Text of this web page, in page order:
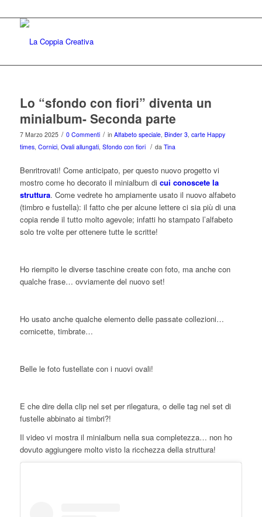
Lo “sfondo con fiori” diventa un
minialbum- Seconda parte
7 Marzo 2025 / 0 Commenti / in Alfabeto speciale, Binder 3, carte Happy
times, Cornici, Ovali allungati, Sfondo con fiori / da Tina
Benritrovati! Come anticipato, per questo nuovo progetto vi
mostro come ho decorato il minialbum di cui conoscete la
struttura. Come vedrete ho ampiamente usato il nuovo alfabeto
(timbro e fustella): il fatto che per alcune lettere ci sia più di una
copia rende il tutto molto agevole; infatti ho stampato l’alfabeto
solo tre volte per ottenere tutte le scritte!
Ho riempito le diverse taschine create con foto, ma anche con
qualche frase… ovviamente del nuovo set!
Ho usato anche qualche elemento delle passate collezioni…
cornicette, timbrate…
Belle le foto fustellate con i nuovi ovali!
E che dire della clip nel set per rilegatura, o delle tag nel set di
fustelle abbinato ai timbri?!
Il video vi mostra il minialbum nella sua completezza… non ho
dovuto aggiungere molto visto la ricchezza della struttura!